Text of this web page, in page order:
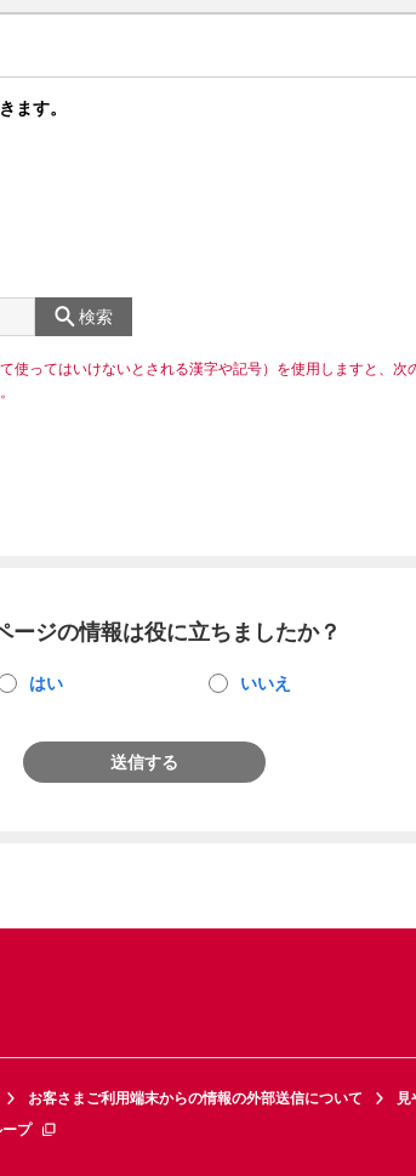
ます。
検索
使ってはいけないとされる漢字や記号）を使用しますと、次
ージの情報は役に立ちましたか？
はい いいえ
送信する
お客さまご利用端末からの情報の外部送信について
見
ープ